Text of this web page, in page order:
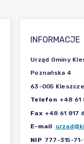
INFORMACJE
Urząd Gminy
Poznańska 4
63-005
Telefon +48 61
Fax +48 61 817
E-mail
NIP 777-315-71-